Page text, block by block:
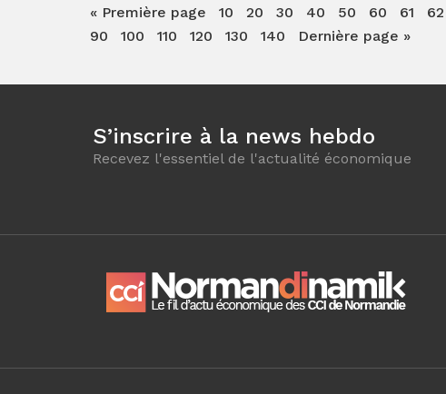
« Première page 10 20 30 40 50 60 61 62
90
100 110 120 130 140 Dernière page »
S’inscrire à la news hebdo
Recevez l'essentiel de l'actualité économique